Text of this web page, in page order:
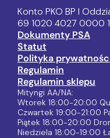
Konto PKO BP I
69 1020 4027 0000
Dokumenty PSA
Statut
Polityka
Regulamin
Regulamin sklepu
Mityngi AA/NA:
Wtorek 18:00-20:00
Czwartek 19:00-21:00
Piątek 18:00-20:00
Niedziela 18:00-19:00